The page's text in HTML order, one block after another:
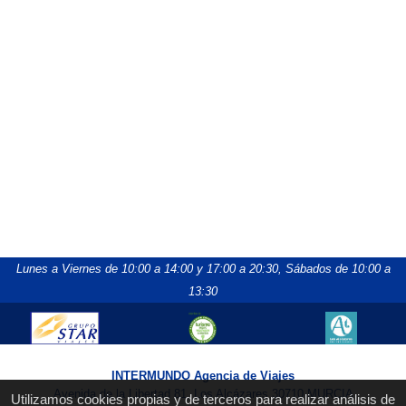
Utilizamos cookies propias y de terceros para realizar análisis de
Lunes a Viernes de 10:00 a 14:00 y 17:00 a 20:30, Sábados de 10:00 a
13:30
INTERMUNDO Agencia de Viajes
Avenida de la Libertad 81, Los Alcázares 30710 MURCIA